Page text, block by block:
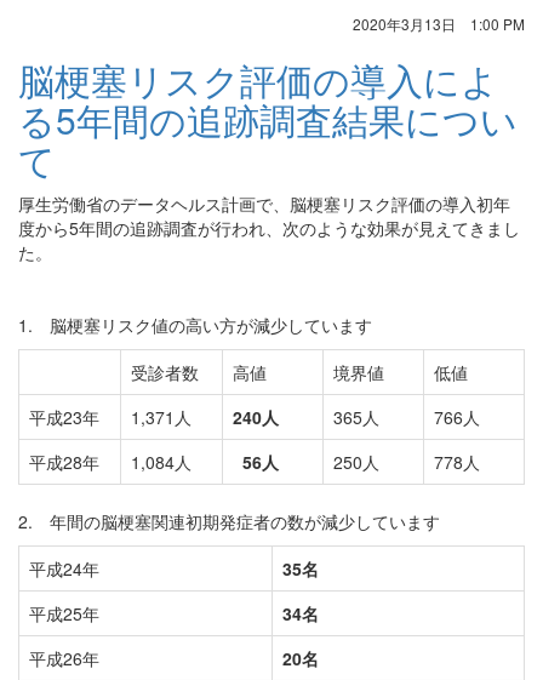
2020年3月13日 1:00 PM
脳梗塞リスク評価の導入によ
る5年間の追跡調査結果につい
て
厚生労働省のデータヘルス計画で、脳梗塞リスク評価の導入初年
度から5年間の追跡調査が行われ、次のような効果が見えてきまし
た。
1. 脳梗塞リスク値の高い方が減少しています
受診者数
高値 境界値
低値
平成23年
1,371人 240人 365人
766人
平成28年
1,084人 56人 250人 778人
2. 年間の脳梗塞関連初期発症者の数が減少しています
平成24年
35名
平成25年
34名
平成26年
20名